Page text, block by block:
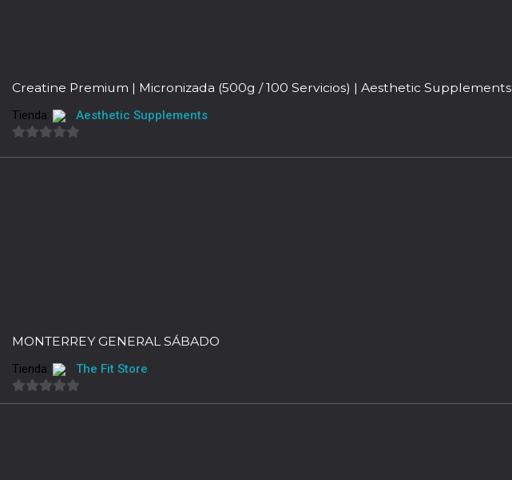
Creatine Premium | Micronizada (500g / 100 Servicios) | Aesthetic Supplements
Tienda: Aesthetic Supplements
MONTERREY GENERAL SÁBADO
Tienda: The Fit Store
0